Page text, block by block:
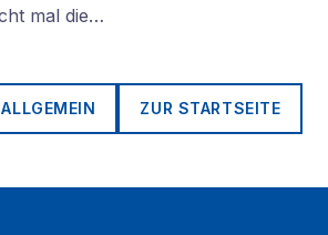
mal die…
ALLGEMEIN ZUR STARTSEITE